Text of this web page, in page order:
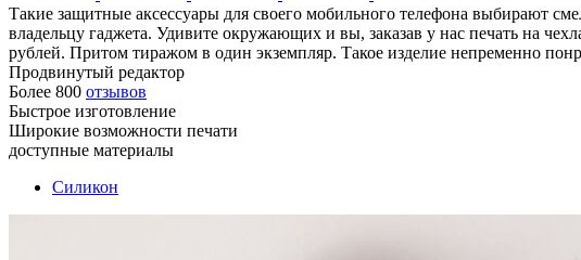
Такие защитные аксессуары для своего мобильного телефона выбирают
владельцу гаджета. Удивите окружающих и вы, заказав у нас печать на
рублей. Притом тиражом в один экземпляр. Такое изделие непременно
Продвинутый редактор
Более 800 отзывов
Быстрое изготовление
Широкие возможности печати
доступные материалы
Силикон